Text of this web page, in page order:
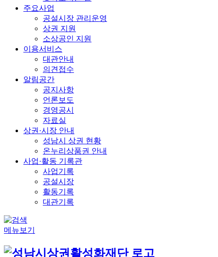
주요사업
공설시장 관리운영
상권 지원
소상공인 지원
이용서비스
대관안내
의견접수
알림공간
공지사항
언론보도
경영공시
자료실
상권·시장 안내
성남시 상권 현황
온누리상품권 안내
사업·활동 기록관
사업기록
공설시장
활동기록
대관기록
메뉴보기